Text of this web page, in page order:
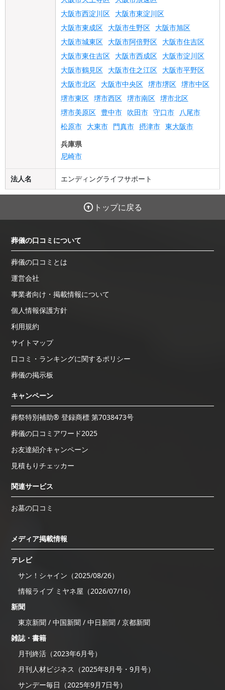
大阪市西淀川区 大阪市東淀川区
大阪市東成区 大阪市生野区 大阪市旭区
大阪市城東区 大阪市阿倍野区 大阪市住吉区
大阪市東住吉区 大阪市西成区 大阪市淀川区
大阪市鶴見区 大阪市住之江区 大阪市平野区
大阪市北区 大阪市中央区 堺市堺区 堺市中区
堺市東区 堺市西区 堺市南区 堺市北区
堺市美原区 豊中市 吹田市 守口市
八尾市
松原市 大東市 門真市 摂津市 東大阪市
兵庫県
尼崎市
法人名 エンディングライフサポート
トップに戻る
葬儀の口コミについて
葬儀の口コミとは
運営会社
事業者向け・掲載情報について
個人情報保護方針
利用規約
サイトマップ
口コミ・ランキングに関するポリシー
葬儀の掲示板
キャンペーン
葬祭特別補助® 登録商標 第7038473号
葬儀の口コミアワード2025
お友達紹介キャンペーン
見積もりチェッカー
関連サービス
お墓の口コミ
メディア掲載情報
テレビ
サン！シャイン（2025/08/26）
情報ライブ ミヤネ屋（2026/07/16）
新聞
東京新聞 / 中国新聞 / 中日新聞 / 京都新聞
雑誌・書籍
月刊終活（2023年6月号）
月刊人材ビジネス（2025年8月号・9月号）
サンデー毎日（2025年9月7日号）